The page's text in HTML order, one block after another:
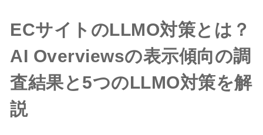
ECサイトのLLMO対策とは？
AI Overviewsの表示傾向の調
査結果と5つのLLMO対策を解
説